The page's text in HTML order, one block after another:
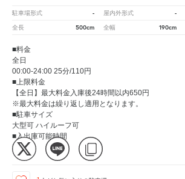
駐車場形式 - 屋内外形式 -
全長 500cm 全幅 190cm
■料金
全日
00:00-24:00 25分/110円
■上限料金
【全日】最大料金入庫後24時間以内650円
※最大料金は繰り返し適用となります。
■駐車サイズ
大型可 ハイルーフ可
■入出庫可能時間
24時間